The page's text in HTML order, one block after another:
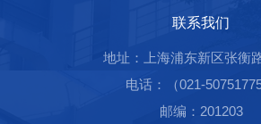
联系我们
地址：上海浦东新区张衡
电话：（021-50751775
邮编：201203